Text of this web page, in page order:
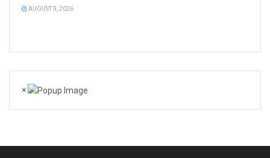
AUGUST 9, 2026
×